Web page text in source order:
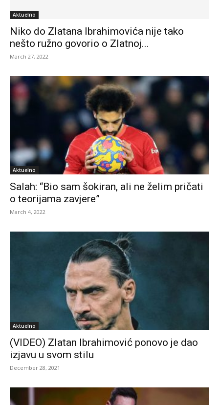
Aktuelno
Niko do Zlatana Ibrahimovića nije tako
nešto ružno govorio o Zlatnoj...
March 27, 2022
Aktuelno
Salah: “Bio sam šokiran, ali ne želim pričati
o teorijama zavjere”
March 4, 2022
Aktuelno
(VIDEO) Zlatan Ibrahimović ponovo je dao
izjavu u svom stilu
December 28, 2021